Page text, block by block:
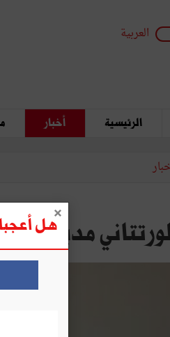
العربية
الرئيسية أخبار
مديرا
هل